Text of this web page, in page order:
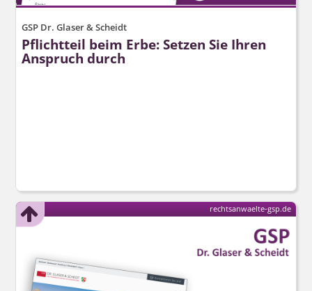
GSP Dr. Glaser & Scheidt
Pflichtteil beim Erbe: Setzen Sie Ihren
Anspruch durch
rechtsanwaelte-gsp.de